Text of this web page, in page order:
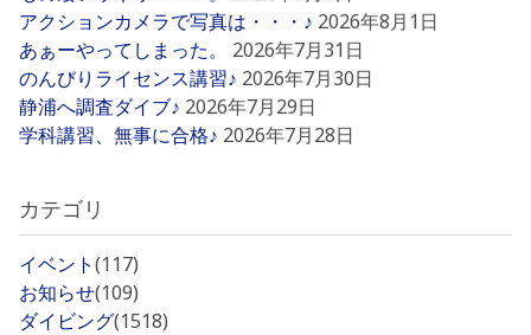
アクションカメラで写真は・・・♪ 2026年8月1日
あぁーやってしまった。
2026年7月31日
のんびりライセンス講習♪ 2026年7月30日
静浦へ調査ダイブ♪ 2026年7月29日
学科講習、無事に合格♪ 2026年7月28日
カテゴリ
イベント(117)
お知らせ(109)
ダイビング(1518)